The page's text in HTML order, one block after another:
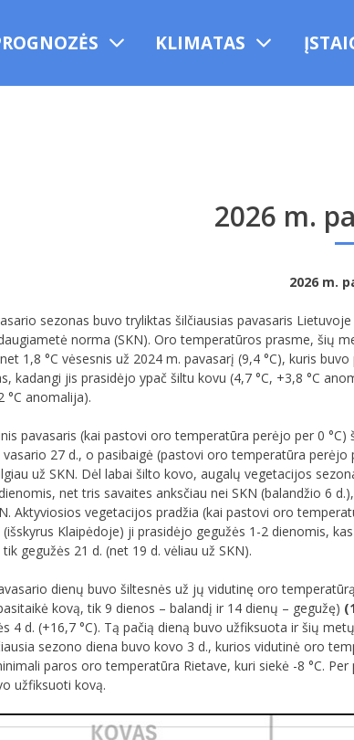
KLIMATAS
2026 m.
2026 m.
sezonas buvo tryliktas šilčiausias pavasaris
norma (SKN). Oro temperatūros prasme, šių
1,8 °C vėsesnis už 2024 m. pavasarį (9,4 °C), kuris
kadangi jis prasidėjo ypač šiltu kovu (4,7 °C, +3,8 °C
°C anomalija).
pavasaris (kai pastovi oro temperatūra perėjo per 0
27 d., o pasibaigė (pastovi oro temperatūra perėjo
už SKN. Dėl labai šilto kovo, augalų vegetacijos
net tris savaites anksčiau nei SKN (balandžio 6
Aktyviosios vegetacijos pradžia (kai pastovi oro
Klaipėdoje) ji prasidėjo gegužės 1-2 dienomis,
gegužės 21 d. (net 19 d. vėliau už SKN).
dienų buvo šiltesnės už jų vidutinę oro
kovą, tik 9 dienos – balandį ir 14 dienų – gegužę)
4 d. (+16,7 °C). Tą pačią dieną buvo užfiksuota ir šių
sezono diena buvo kovo 3 d., kurios vidutinė oro
paros oro temperatūra Rietave, kuri siekė -8 °C.
užfiksuoti kovą.